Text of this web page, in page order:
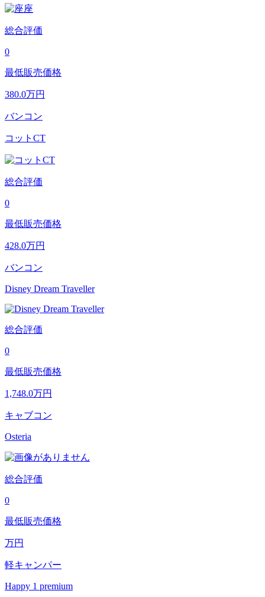
総合評価
0
最低販売価格
380.0万円
バンコン
コットCT
総合評価
0
最低販売価格
428.0万円
バンコン
Disney Dream Traveller
総合評価
0
最低販売価格
1,748.0万円
キャブコン
Osteria
総合評価
0
最低販売価格
万円
軽キャンパー
Happy 1 premium